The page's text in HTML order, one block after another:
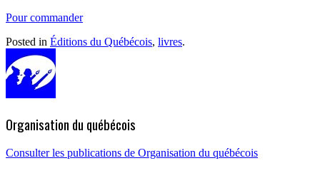
Pour commander
Posted in Éditions du Québécois, livres.
Organisation du québécois
Consulter les publications de Organisation du québécois